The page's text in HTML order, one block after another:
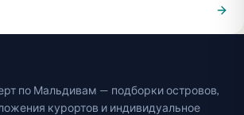
по Мальдивам — подборки островов,
курортов и индивидуальное